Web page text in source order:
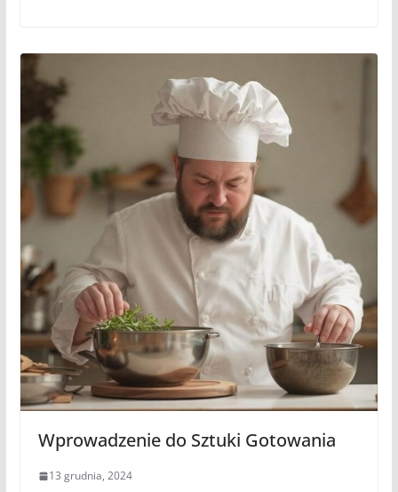
Wprowadzenie do Sztuki Gotowania
13 grudnia, 2024